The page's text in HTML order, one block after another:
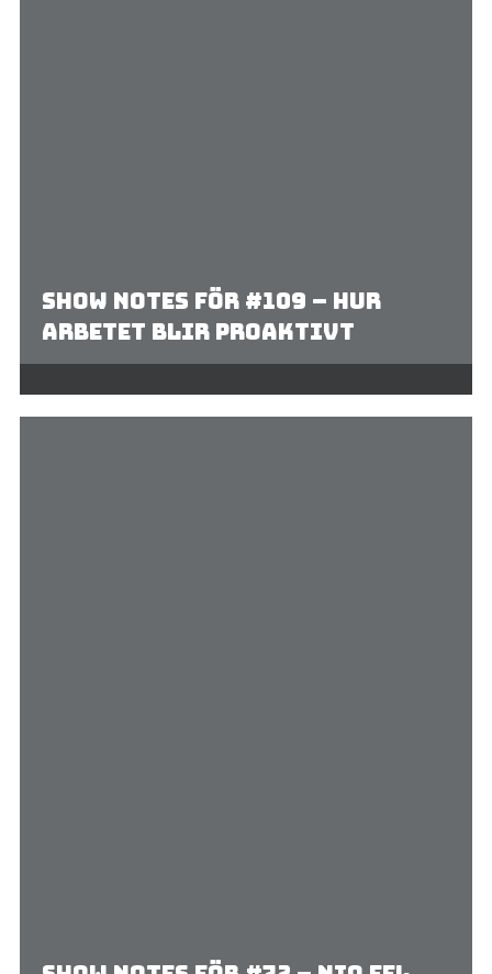
Show Notes för #109 – Hur
arbetet blir proaktivt